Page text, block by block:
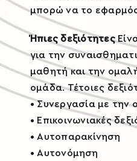
μπορώ να το
Ήπιες δεξιότητες
για την
μαθητή και την
ομάδα. Τέτοιες
• Συνεργασία με την
• Επικοινωνιακές
• Αυτοπαρακίνηση
• Αυτονόμηση